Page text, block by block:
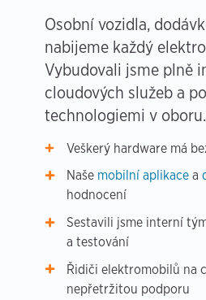
Osobní vozidla,
nabijeme každý
Vybudovali jsme plně
cloudových služeb a
technologiemi v oboru.
Veškerý hardware má
Naše mobilní aplikace a
hodnocení
Sestavili jsme interní
a testování
Řidiči elektromobilů na
nepřetržitou podporu